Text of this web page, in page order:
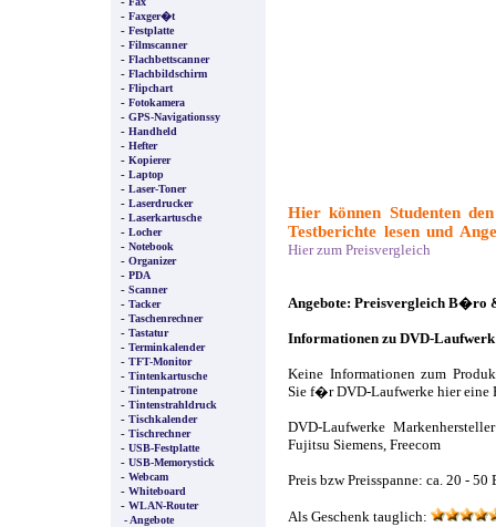
- Faxger�t
- Festplatte
- Filmscanner
- Flachbettscanner
- Flachbildschirm
- Flipchart
- Fotokamera
- GPS-Navigationssy
- Handheld
- Hefter
- Kopierer
- Laptop
- Laser-Toner
- Laserdrucker
- Laserkartusche
- Locher
- Notebook
- Organizer
- PDA
- Scanner
- Tacker
- Taschenrechner
- Tastatur
- Terminkalender
- TFT-Monitor
- Tintenkartusche
- Tintenpatrone
- Tintenstrahldruck
- Tischkalender
- Tischrechner
- USB-Festplatte
- USB-Memorystick
- Webcam
- Whiteboard
- WLAN-Router
- Angebote
Hier können Studenten
Testberichte lesen und
Hier zum Preisvergleich
Angebote: Preisvergleich B�ro
Informationen zu DVD-
Keine Informationen zum
Sie f�r DVD-Laufwerke hier eine
DVD-Laufwerke
Fujitsu Siemens, Freecom
Preis bzw Preisspanne: ca. 20 - 50
Als Geschenk tauglich: